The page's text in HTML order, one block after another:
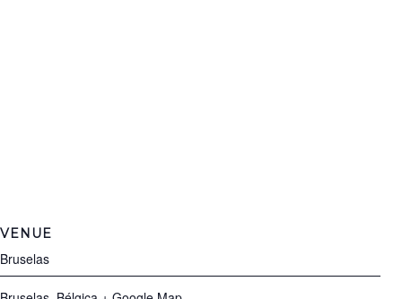
VENUE
Bruselas